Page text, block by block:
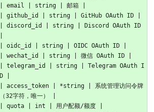
| email | string | 邮箱 |
| github_id | string | GitHub OAuth ID |
| discord_id | string | Discord OAuth ID
| oidc_id | string | OIDC OAuth ID |
| wechat_id | string | 微信 OAuth ID |
| telegram_id | string | Telegram OAuth I
D |
| access_token | *string | 系统管理访问令牌
（32字符，唯一） |
| quota | int | 用户配额/额度 |